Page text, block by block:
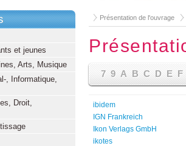
Présentation de l'ouvrage
7 9 A B C D E F
ibidem
IGN Frankreich
Ikon Verlags GmbH
ikotes
et jeunes
Arts, Musique
, Informatique,
Droit,